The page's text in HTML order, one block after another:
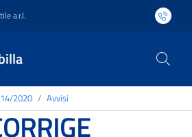
a.r.l.
2020 Avvisi